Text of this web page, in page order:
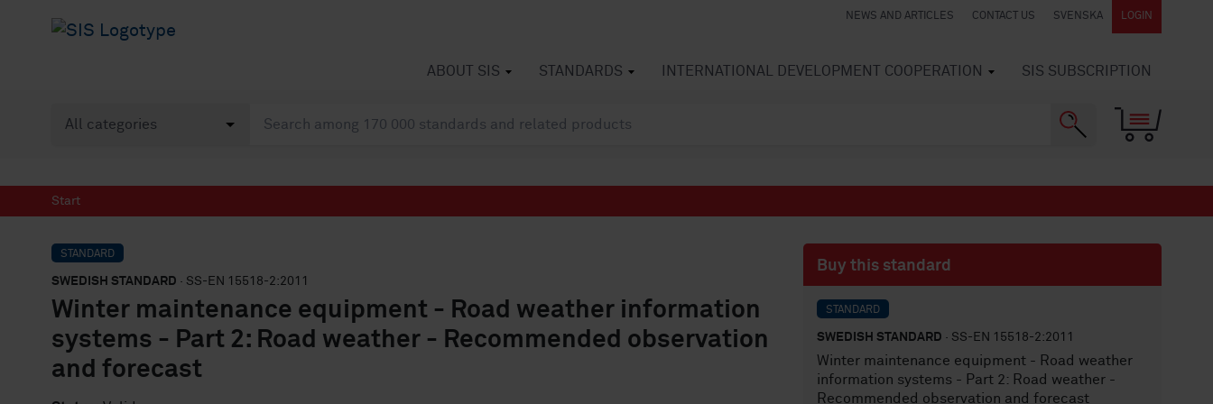
NEWS AND ARTICLES CONTACT US SVENSKA LOGIN
ABOUT SIS STANDARDS INTERNATIONAL DEVELOPMENT COOPERATION SIS SUBSCRIPTION
Start
STANDARD
SWEDISH STANDARD · SS-EN 15518-2:2011
Winter maintenance equipment - Road weather information
systems - Part 2: Road weather - Recommended observation
and forecast
Buy this standard
STANDARD
SWEDISH STANDARD · SS-EN 15518-2:2011
Winter maintenance equipment - Road weather
information systems - Part 2: Road weather -
Recommended observation and forecast